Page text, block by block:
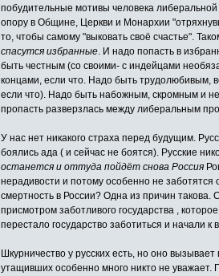
побудительные мотивы человека
опору в Общине, Церкви и Монархии
то, чтобы самому "выковать своё счастье".
спасутся избранные. И надо попасть в
быть честным (со своими- с индейцами
концами, если что. Надо быть трудолюбивым,
если что). Надо быть набожным, скромным и
пропасть разверзлась между либеральным
У нас нет никакого страха перед будущим.
боялись ада ( и сейчас не боятся). Русские
останется и оттуда пойдёт снова Россия
нерадивости и потому особенно не
смертность в России? Одна из причин такова.
присмотром заботливого государства ,
перестало государство заботиться и начали к
Шкурничество у русских есть, но оно
утащивших особенно много никто не уважает.